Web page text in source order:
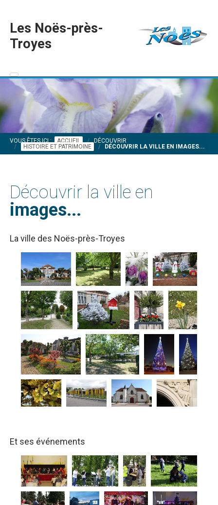
Les Noës-près-
Troyes
VOUS ÊTES ICI : ACCUEIL
DÉCOUVRIR
HISTOIRE ET PATRIMOINE
DÉCOUVRIR LA VILLE EN IMAGES...
Découvrir la ville en
images...
La ville des Noës-près-Troyes
Et ses événements